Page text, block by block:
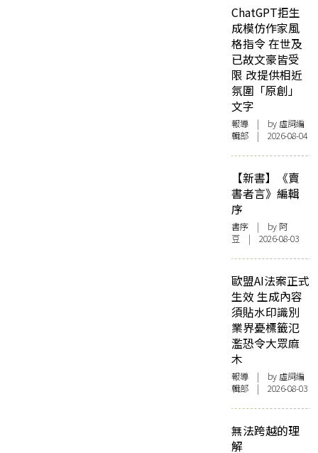
ChatGPT拒生
成模仿作家風
格指令 在世及
已故文豪皆受
限 改提供相近
氛圍「原創」
文字
報導 | by 虛詞編
輯部 | 2026-08-04
【新書】《賣
書者言》編輯
序
書序 | by 阿
豆 | 2026-08-03
歐盟AI法案正式
生效 生成內容
須貼水印識別
業界憂標籤氾
濫恐令大眾麻
木
報導 | by 虛詞編
輯部 | 2026-08-03
無法跨越的理
解